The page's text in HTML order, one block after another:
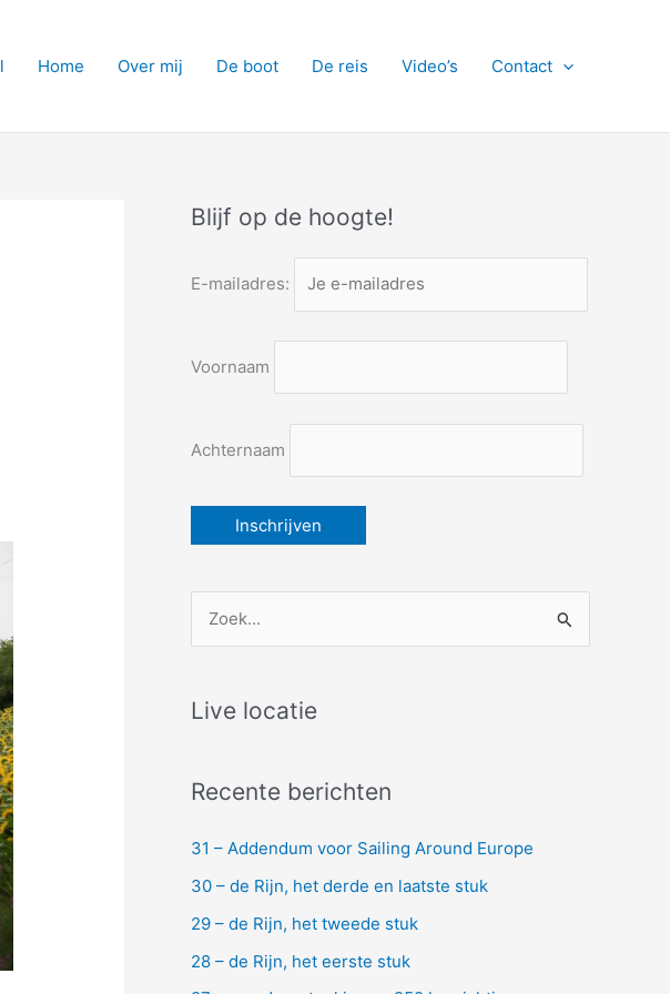
Home Over mij De boot De reis Video’s Contact
Blijf op de hoogte!
E-mailadres:
Voornaam
Achternaam
k
a
r
Live locatie
Recente berichten
31 – Addendum voor Sailing Around Europe
30 – de Rijn, het derde en laatste stuk
29 – de Rijn, het tweede stuk
28 – de Rijn, het eerste stuk